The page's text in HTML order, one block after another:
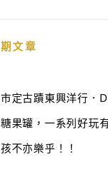
文章
定古蹟東興洋行．
果罐，一系列好玩
不亦樂乎！！